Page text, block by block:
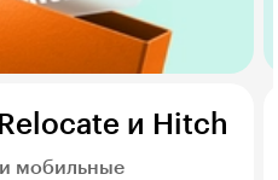
и Hitch
мобильные